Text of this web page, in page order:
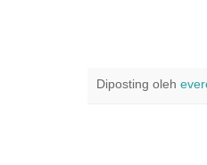
Diposting oleh